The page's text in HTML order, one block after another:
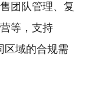
团队管理、复
等，支持
区域的合规需